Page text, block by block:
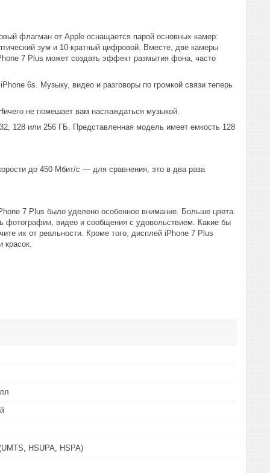
флагман от Apple оснащается парой основных камер:
зум и 10-кратный цифровой. Вместе, две камеры
7 Plus может создать эффект размытия фона, часто
6s. Музыку, видео и разговоры по громкой связи теперь
не помешает вам наслаждаться музыкой.
128 или 256 ГБ. Представленная модель имеет емкость 128
до 450 Мбит/с — для сравнения, это в два раза
7 Plus было уделено особенное внимание. Больше цвета.
фотографии, видео и сообщения с удовольствием. Какие бы
их от реальности. Кроме того, дисплей iPhone 7 Plus
HSUPA, HSPA)